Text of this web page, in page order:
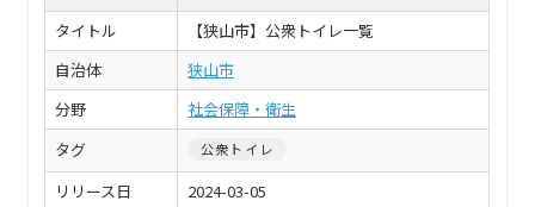
タイトル
【狭山市】公衆トイレ一覧
自治体
狭山市
分野
社会保障・衛生
タグ
公衆トイレ
リリース日
2024-03-05